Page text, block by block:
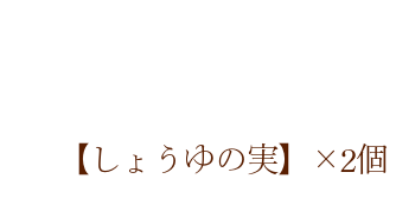
【しょうゆの実】×2個